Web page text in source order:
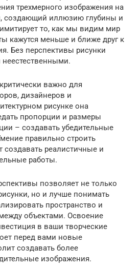
трехмерного изображения на
создающий иллюзию глубины и
то, как мы видим мир
кажутся меньше и ближе друг к
Без перспективы рисунки
важно для
дизайнеров и
рисунке она
пропорции и размеры
– создавать убедительные
правильно строить
создавать реалистичные и
работы.
позволяет не только
но и лучше понимать
пространство и
объектами. Освоение
в ваши творческие
перед вами новые
создавать более
изображения.